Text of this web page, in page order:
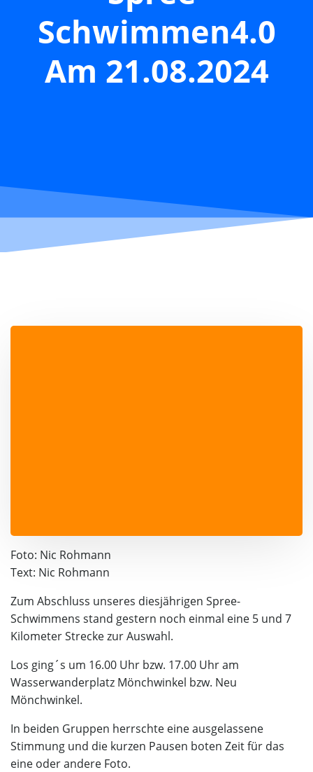
Schwimmen4.0
Am 21.08.2024
Foto: Nic Rohmann
Text: Nic Rohmann
Zum Abschluss unseres diesjährigen Spree-
Schwimmens stand gestern noch einmal eine 5 und 7
Kilometer Strecke zur Auswahl.
Los ging´s um 16.00 Uhr bzw. 17.00 Uhr am
Wasserwanderplatz Mönchwinkel bzw. Neu
Mönchwinkel.
In beiden Gruppen herrschte eine ausgelassene
Stimmung und die kurzen Pausen boten Zeit für das
eine oder andere Foto.